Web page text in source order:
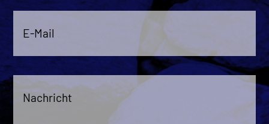
E-
Mail*
Nachricht